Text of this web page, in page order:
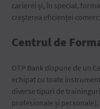
carierei și, în special,
creșterea eficienței
Centrul de
OTP Bank dispune de un
echipat cu toate
diverse tipuri de
profesionale și